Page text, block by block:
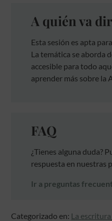
A quién va
Esta sesión es apta
La temática se aborda
accesible para todo
aprender más sobre la
FAQ
¿Tienes alguna duda?
respuesta en nuestras
Ir a preguntas
Categorizado en: La